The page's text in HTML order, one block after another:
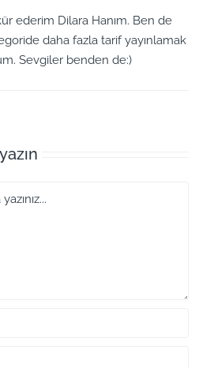
ederim Dilara Hanım. Ben de
daha fazla tarif yayınlamak
Sevgiler benden de:)